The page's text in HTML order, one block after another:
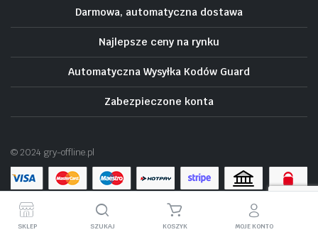
Darmowa, automatyczna dostawa
Najlepsze ceny na rynku
Automatyczna Wysyłka Kodów Guard
Zabezpieczone konta
© 2024 gry-offline.pl
SKLEP SZUKAJ KOSZYK MOJE KONTO